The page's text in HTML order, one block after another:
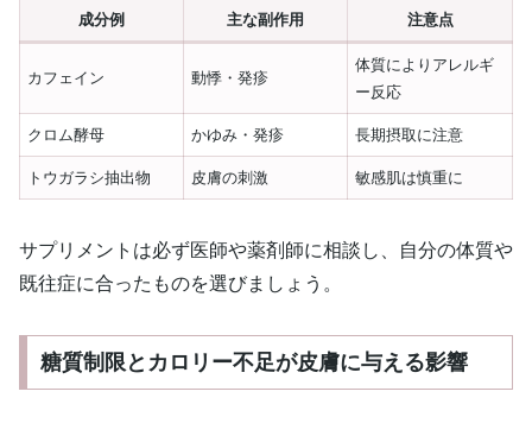
成分例 主な副作用 注意点
カフェイン 動悸・発疹
体質によりアレルギ
ー反応
クロム酵母 かゆみ・発疹 長期摂取に注意
トウガラシ抽出物 皮膚の刺激 敏感肌は慎重に
サプリメントは必ず医師や薬剤師に相談し、自分の体質や
既往症に合ったものを選びましょう。
糖質制限とカロリー不足が皮膚に与える影響